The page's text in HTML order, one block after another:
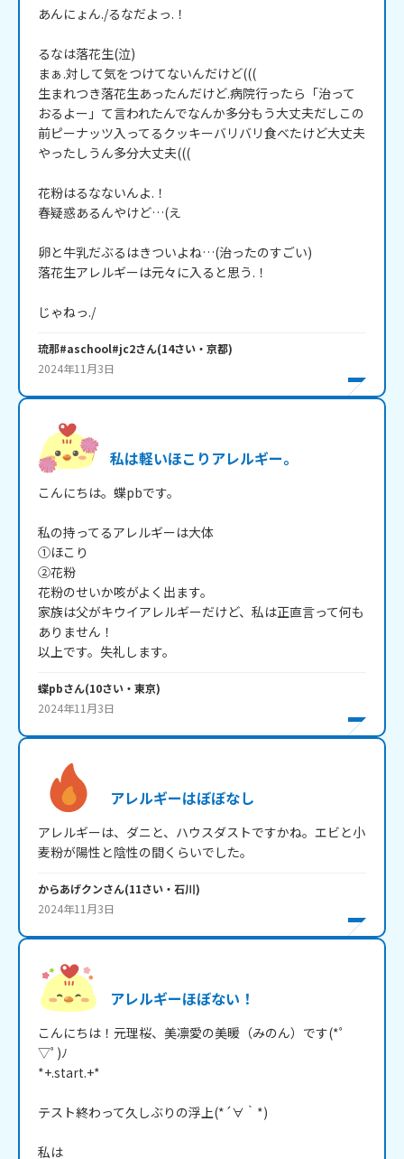
あんにょん./るなだよっ.！
るなは落花生(泣)
まぁ.対して気をつけてないんだけど(((
生まれつき落花生あったんだけど.病院行ったら「治って
おるよー」て言われたんでなんか多分もう大丈夫だしこの
前ピーナッツ入ってるクッキーバリバリ食べたけど大丈夫
やったしうん多分大丈夫(((
花粉はるなないんよ.！
春疑惑あるんやけど…(え
卵と牛乳だぶるはきついよね…(治ったのすごい)
落花生アレルギーは元々に入ると思う.！
じゃねっ./
琉那#aschool#jc2さん(14さい・ 京都)
2024年11月3日
私は軽いほこりアレルギー。
こんにちは。蝶pbです。
私の持ってるアレルギーは大体
①ほこり
②花粉
花粉のせいか咳がよく出ます。
家族は父がキウイアレルギーだけど、私は正直言って何も
ありません！
蝶pbさん(10さい・ 東京)
2024年11月3日
アレルギーはぼぼなし
アレルギーは、ダニと、ハウスダストですかね。エビと小
麦粉が陽性と陰性の間くらいでした。
からあげクンさん(11さい・ 石川)
2024年11月3日
アレルギーほぼない！
こんにちは！元理桜、美凛愛の美暖（みのん）です(*ﾟ
▽ﾟ)ﾉ
*+.start.+*
テスト終わって久しぶりの浮上(*´∀｀*)
私は